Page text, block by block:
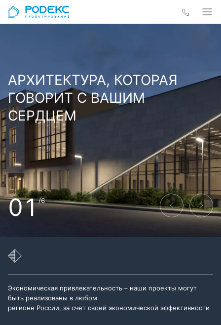
АРХИТЕКТУРА, КОТОРАЯ
ГОВОРИТ С ВАШИМ
СЕРДЦЕМ
01/6
Экономическая привлекательность – наши проекты могут
быть реализованы в любом
регионе России, за счет своей экономической эффективности